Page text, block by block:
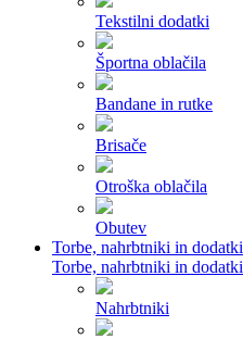
Tekstilni dodatki
Športna oblačila
Bandane in rutke
Brisače
Otroška oblačila
Obutev
Torbe, nahrbtniki in dodatki
Torbe, nahrbtniki in dodatki
Nahrbtniki